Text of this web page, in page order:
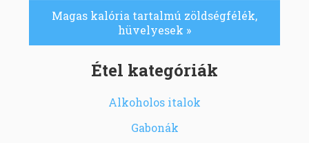
Magas kalória tartalmú zöldségfélék,
hüvelyesek »
Étel kategóriák
Alkoholos italok
Gabonák